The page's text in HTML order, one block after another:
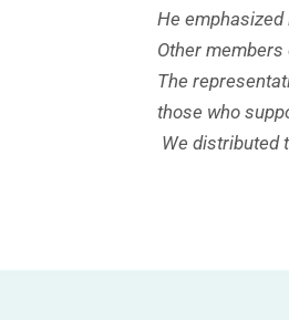
He emphasized
Other
The
those who
We distributed